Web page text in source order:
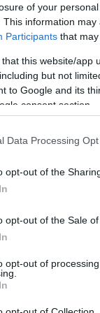
of your
This information
Participants that
that this website/app
but not
to Google and its
consent section.
Data Processing
opt-out of the
opt-out of the Sale
opt-out of
μία φορά
από την
ηλικία, με
όγκο.
η
στο